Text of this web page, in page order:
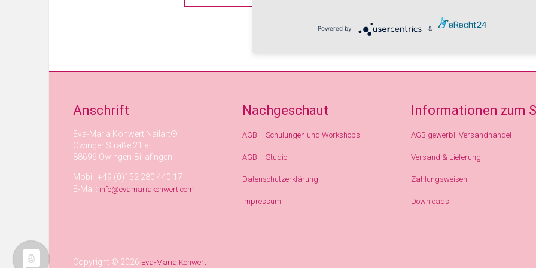
In den Warenkorb
Anschrift
Eva-Maria Konwert Nailart®
Owinger Straße 21 a
88696 Owingen-Billafingen
Mobil: +49 (0)152 280 440 17
E-Mail: info@evamariakonwert.com
Nachgeschaut
AGB – Schulungen und Workshops
AGB – Studio
Datenschutzerklärung
Impressum
Informationen zum
AGB gewerbl. Versandhandel
Versand & Lieferung
Zahlungsweisen
Downloads
Copyright © 2026 Eva-Maria Konwert
Powered by &